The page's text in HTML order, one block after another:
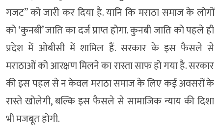
गजट” को जारी कर दिया है. यानि कि मराठा समाज के लोगों
को ‘कुनबी’ जाति का दर्ज प्राप्त होगा. कुनबी जाति को पहले ही
प्रदेश में ओबीसी में शामिल हैं. सरकार के इस फैसले से
मराठाओं को आरक्षण मिलने का रास्ता साफ हो गया है. सरकार
की इस पहल से न केवल मराठा समाज के लिए कई अवसरों के
रास्ते खोलेगी, बल्कि इस फैसले से सामाजिक न्याय की दिशा
भी मजबूत होगी.